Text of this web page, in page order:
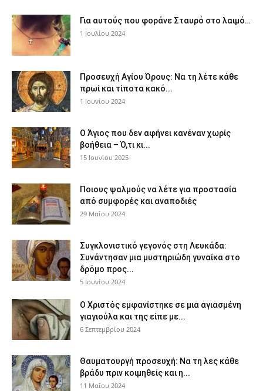
Για αυτούς που φοράνε Σταυρό στο λαιμό…
1 Ιουλίου 2024
Προσευχή Αγίου Όρους: Να τη λέτε κάθε
πρωί και τίποτα κακό...
1 Ιουνίου 2024
Ο Άγιος που δεν αφήνει κανέναν χωρίς
βοήθεια – Ό,τι κι...
15 Ιουνίου 2025
Ποιους ψαλμούς να λέτε για προστασία
από συμφορές και αναποδιές
29 Μαΐου 2024
Συγκλονιστικό γεγονός στη Λευκάδα:
Συνάντησαν μια μυστηριώδη γυναίκα στο
δρόμο προς...
5 Ιουνίου 2024
Ο Χριστός εμφανίστηκε σε μια αγιασμένη
γιαγιούλα και της είπε με...
6 Σεπτεμβρίου 2024
Θαυματουργή προσευχή: Να τη λες κάθε
βράδυ πριν κοιμηθείς και η...
11 Μαΐου 2024